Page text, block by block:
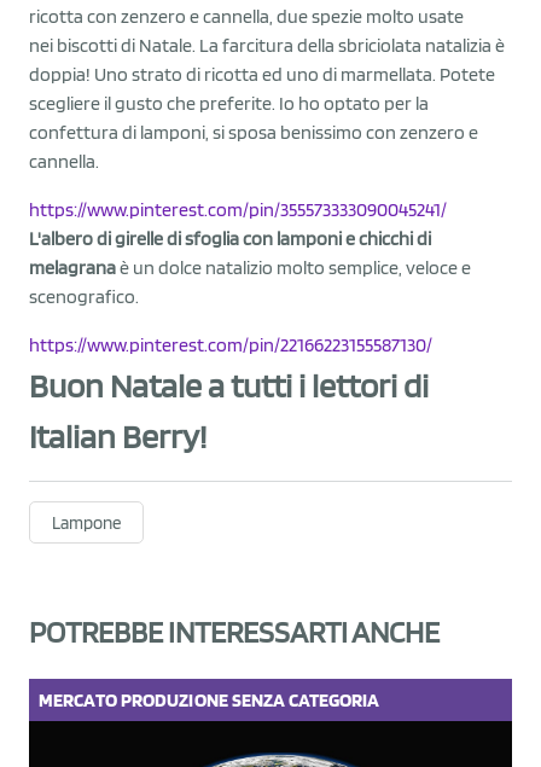
ricotta con zenzero e cannella, due spezie molto usate
nei biscotti di Natale. La farcitura della sbriciolata natalizia è
doppia! Uno strato di ricotta ed uno di marmellata. Potete
scegliere il gusto che preferite. Io ho optato per la
confettura di lamponi, si sposa benissimo con zenzero e
cannella.
https://www.pinterest.com/pin/355573333090045241/
L'albero di girelle di sfoglia con lamponi e chicchi di
melagranaè un dolce natalizio molto semplice, veloce e
scenografico.
https://www.pinterest.com/pin/22166223155587130/
Buon Natale a tutti i lettori di
Italian Berry!
Lampone
POTREBBE INTERESSARTI ANCHE
MERCATOPRODUZIONESENZA CATEGORIA